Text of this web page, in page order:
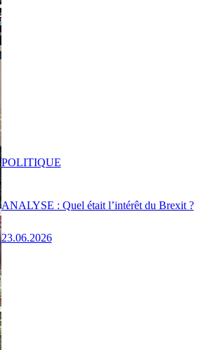
ANALYSE : Quel était l’intérêt du Brexit ?
23.06.2026
POLITIQUE